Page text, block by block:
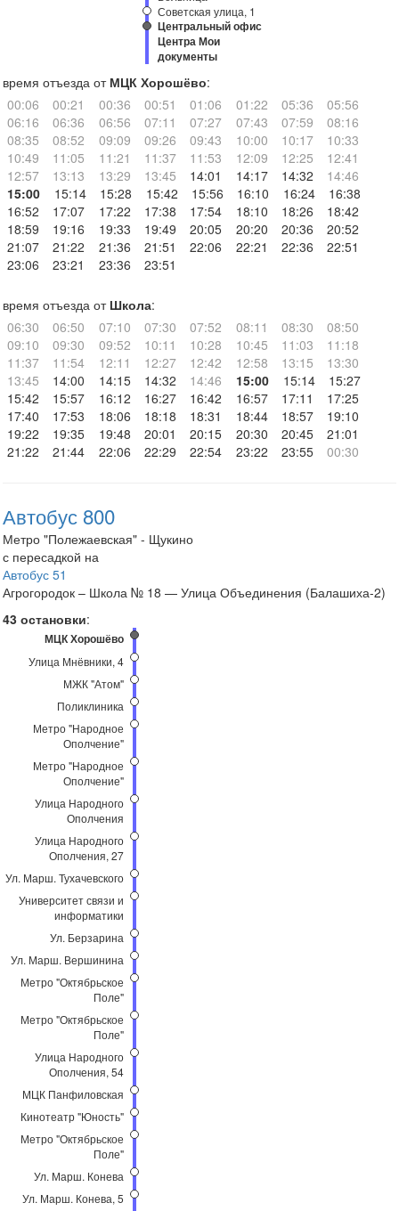
Советская улица, 1
Центральный офис
Центра Мои
документы
время отъезда от МЦК Хорошёво:
00:06
00:21 00:36 00:51 01:06 01:22 05:36
05:56
06:16
06:36 06:56 07:11 07:27 07:43 07:59
08:16
08:35
08:52 09:09 09:26 09:43 10:00 10:17
10:33
10:49
11:05 11:21 11:37 11:53 12:09 12:25
12:41
12:57
13:13 13:29 13:45 14:01 14:17 14:32
14:46
15:00
15:14 15:28 15:42 15:56 16:10 16:24
16:38
16:52
17:07 17:22 17:38 17:54 18:10 18:26
18:42
18:59
19:16 19:33 19:49 20:05 20:20 20:36
20:52
21:07
21:22 21:36 21:51 22:06 22:21 22:36
22:51
23:06
23:21 23:36 23:51
время отъезда от Школа:
06:30
06:50 07:10 07:30 07:52 08:11 08:30
08:50
09:10
09:30 09:52 10:11 10:28 10:45 11:03
11:18
11:37
11:54 12:11 12:27 12:42 12:58 13:15
13:30
13:45
14:00 14:15 14:32 14:46 15:00 15:14
15:27
15:42
15:57 16:12 16:27 16:42 16:57 17:11
17:25
17:40
17:53 18:06 18:18 18:31 18:44 18:57
19:10
19:22
19:35 19:48 20:01 20:15 20:30 20:45
21:01
21:22
21:44 22:06 22:29 22:54 23:22 23:55 00:30
Автобус 800
Метро "Полежаевская" - Щукино
с пересадкой на
Автобус 51
Агрогородок – Школа № 18 — Улица Объединения (Балашиха-2)
43 остановки:
МЦК Хорошёво
Улица Мнёвники, 4
МЖК "Атом"
Поликлиника
Метро "Народное
Ополчение"
Метро "Народное
Ополчение"
Улица Народного
Ополчения
Улица Народного
Ополчения, 27
Ул. Марш. Тухачевского
Университет связи и
информатики
Ул. Берзарина
Ул. Марш. Вершинина
Метро "Октябрьское
Поле"
Метро "Октябрьское
Поле"
Улица Народного
Ополчения, 54
МЦК Панфиловская
Кинотеатр "Юность"
Метро "Октябрьское
Поле"
Ул. Марш. Конева
Ул. Марш. Конева, 5